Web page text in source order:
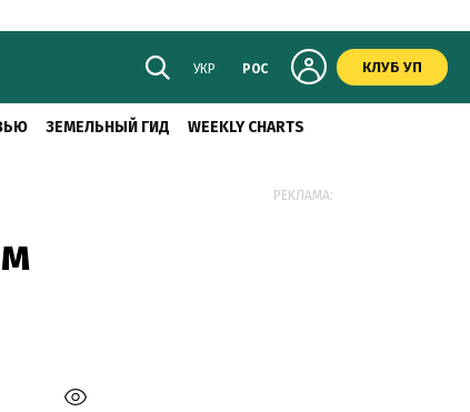
УКР РОС КЛУБ УП
ЗЕМЕЛЬНЫЙ ГИД WEEKLY CHARTS
РЕКЛАМА: